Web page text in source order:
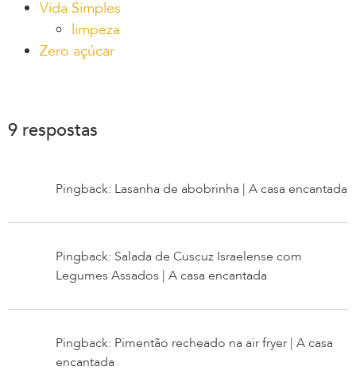
Vida Simples
limpeza
Zero açúcar
9 respostas
Pingback: Lasanha de abobrinha | A casa encantada
Pingback: Salada de Cuscuz Israelense com
Legumes Assados | A casa encantada
Pingback: Pimentão recheado na air fryer | A casa
encantada